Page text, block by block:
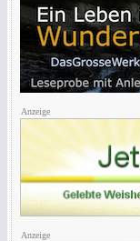
Anzeige
Anzeige